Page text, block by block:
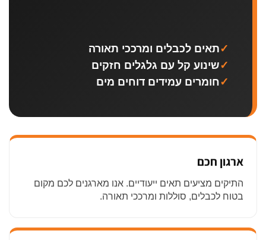
✓תאים לכבלים ומרככי תאורה
✓שינוע קל עם גלגלים חזקים
✓חומרים עמידים דוחים מים
ארגון חכם
התיקים מציעים תאים ייעודיים. אנו מארגנים לכם מקום
בטוח לכבלים, סוללות ומרככי תאורה.